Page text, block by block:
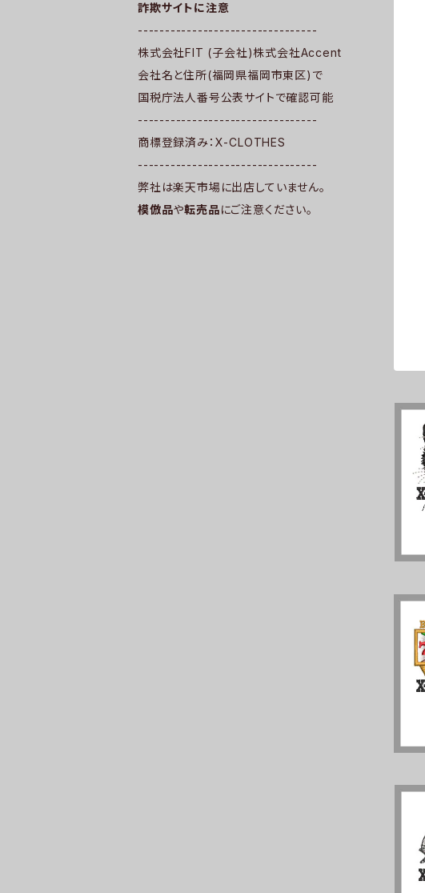
詐欺サイトに注意
---------------------------------
株式会社FIT (子会社)株式会社Accent
会社名と住所(福岡県福岡市東区)で
国税庁法人番号公表サイトで確認可能
---------------------------------
商標登録済み：X-CLOTHES
---------------------------------
弊社は楽天市場に出店していません。
模倣品や転売品にご注意ください。